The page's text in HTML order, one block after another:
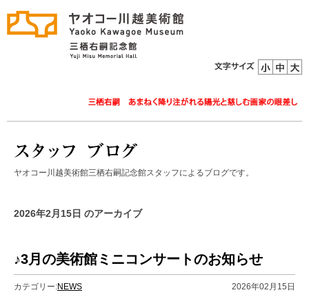
ヤオコー川越美術館三栖右嗣記念館スタッフによるブログです。
2026年2月15日 のアーカイブ
♪3月の美術館ミニコンサートのお知らせ
カテゴリー:NEWS 2026年02月15日